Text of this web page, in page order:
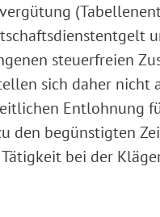
steuerfreien
sich daher nicht
Entlohnung
den begünstigten
bei der